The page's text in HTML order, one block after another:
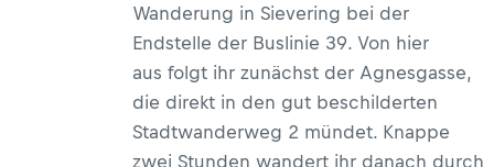
Wanderung in Sievering bei der
Endstelle der Buslinie 39. Von hier
aus folgt ihr zunächst der Agnesgasse,
die direkt in den gut beschilderten
Stadtwanderweg 2 mündet. Knappe
zwei Stunden wandert ihr danach durch